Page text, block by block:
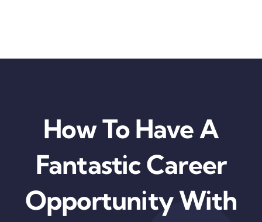
How To Have A
Fantastic Career
Opportunity With